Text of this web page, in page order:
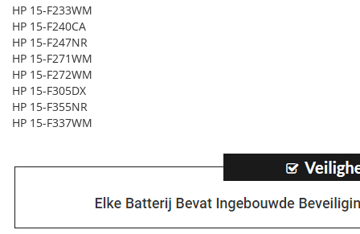
HP 15-F233WM
HP 15-F240CA
HP 15-F247NR
HP 15-F271WM
HP 15-F272WM
HP 15-F305DX
HP 15-F355NR
HP 15-F337WM